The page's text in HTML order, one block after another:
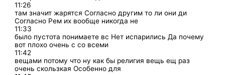
11:26
там значит жарятся Согласно другим то ли они ди
Согласно Рем их вообще никогда не
11:33
было пустота понимаете вс Нет испарились Да почему
вот плохо очень с со всеми
11:42
вещами потому что ну как бы религия вещь ещ раз
очень скользкая Особенно для